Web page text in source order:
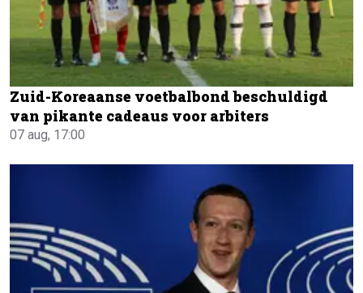
Zuid-Koreaanse voetbalbond beschuldigd
van pikante cadeaus voor arbiters
07 aug, 17:00